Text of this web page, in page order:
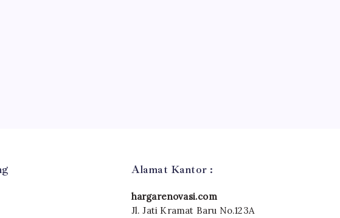
Alamat Kantor :
hargarenovasi.com
Jl. Jati Kramat Baru No.123A